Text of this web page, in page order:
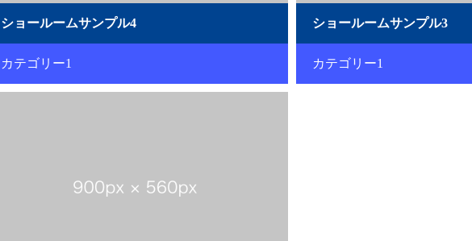
ショールームサンプル4
カテゴリー1
ショールームサンプル3
カテゴリー1